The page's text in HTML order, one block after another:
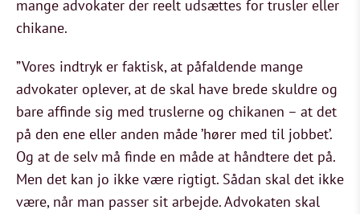
mange advokater der reelt udsættes for trusler eller
chikane.
”Vores indtryk er faktisk, at påfaldende mange
advokater oplever, at de skal have brede skuldre og
bare affinde sig med truslerne og chikanen – at det
på den ene eller anden måde ’hører med til jobbet’.
Og at de selv må finde en måde at håndtere det på.
Men det kan jo ikke være rigtigt. Sådan skal det ikke
være, når man passer sit arbejde. Advokaten skal